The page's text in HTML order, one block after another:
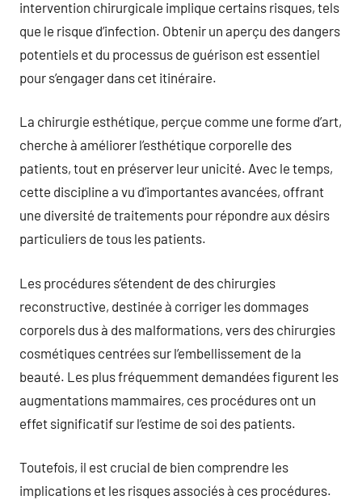
intervention chirurgicale implique certains risques, tels
que le risque d’infection. Obtenir un aperçu des dangers
potentiels et du processus de guérison est essentiel
pour s’engager dans cet itinéraire.
La chirurgie esthétique, perçue comme une forme d’art,
cherche à améliorer l’esthétique corporelle des
patients, tout en préserver leur unicité. Avec le temps,
cette discipline a vu d’importantes avancées, offrant
une diversité de traitements pour répondre aux désirs
particuliers de tous les patients.
Les procédures s’étendent de des chirurgies
reconstructive, destinée à corriger les dommages
corporels dus à des malformations, vers des chirurgies
cosmétiques centrées sur l’embellissement de la
beauté. Les plus fréquemment demandées figurent les
augmentations mammaires, ces procédures ont un
effet significatif sur l’estime de soi des patients.
Toutefois, il est crucial de bien comprendre les
implications et les risques associés à ces procédures.